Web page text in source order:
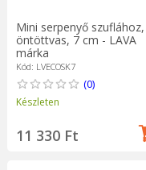
Mini serpenyő szuflához,
öntöttvas, 7 cm - LAVA
márka
Kód: LVECOSK7
(0)
Készleten
11 330 Ft